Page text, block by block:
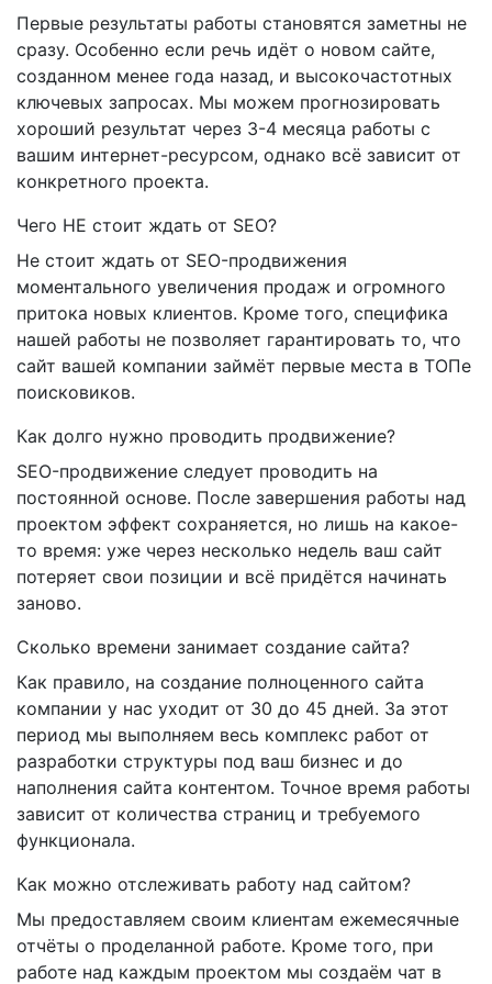
Первые результаты работы становятся заметны не
сразу. Особенно если речь идёт о новом сайте,
созданном менее года назад, и высокочастотных
ключевых запросах. Мы можем прогнозировать
хороший результат через 3-4 месяца работы с
вашим интернет-ресурсом, однако всё зависит от
конкретного проекта.
Чего НЕ стоит ждать от SEO?
Не стоит ждать от SEO-продвижения
моментального увеличения продаж и огромного
притока новых клиентов. Кроме того, специфика
нашей работы не позволяет гарантировать то, что
сайт вашей компании займёт первые места в ТОПе
поисковиков.
Как долго нужно проводить продвижение?
SEO-продвижение следует проводить на
постоянной основе. После завершения работы над
проектом эффект сохраняется, но лишь на какое-
то время: уже через несколько недель ваш сайт
потеряет свои позиции и всё придётся начинать
заново.
Сколько времени занимает создание сайта?
Как правило, на создание полноценного сайта
компании у нас уходит от 30 до 45 дней. За этот
период мы выполняем весь комплекс работ от
разработки структуры под ваш бизнес и до
наполнения сайта контентом. Точное время работы
зависит от количества страниц и требуемого
функционала.
Как можно отслеживать работу над сайтом?
Мы предоставляем своим клиентам ежемесячные
отчёты о проделанной работе. Кроме того, при
работе над каждым проектом мы создаём чат в